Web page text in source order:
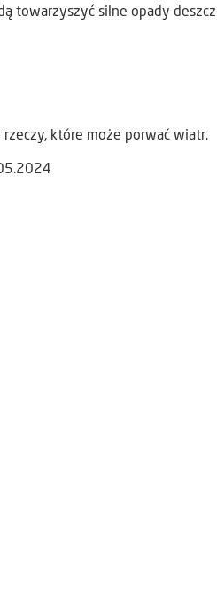
towarzyszyć silne opady
które może porwać wiatr.